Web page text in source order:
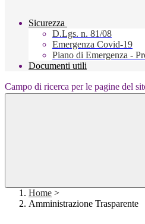
Sicurezza
D.Lgs. n. 81/08
Emergenza Covid-19
Piano di Emergenza -
Documenti utili
Campo di ricerca per le pagine del
Home >
Amministrazione Trasparente